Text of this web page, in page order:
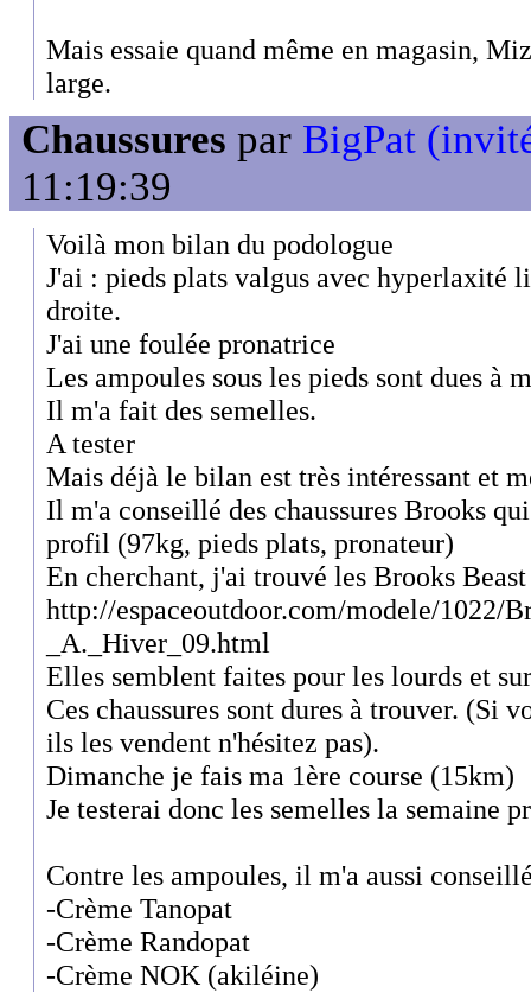
Mais essaie quand même en magasin,
large.
Chaussures par BigPat
11:19:39
Voilà mon bilan du podologue
J'ai : pieds plats valgus avec hyperlaxité
droite.
J'ai une foulée pronatrice
Les ampoules sous les pieds sont dues à
Il m'a fait des semelles.
A tester
Mais déjà le bilan est très intéressant et
Il m'a conseillé des chaussures Brooks
profil (97kg, pieds plats, pronateur)
En cherchant, j'ai trouvé les Brooks
http://espaceoutdoor.com/modele/1022/
_A._Hiver_09.html
Elles semblent faites pour les lourds et
Ces chaussures sont dures à trouver. (Si
ils les vendent n'hésitez pas).
Dimanche je fais ma 1ère course (15km)
Je testerai donc les semelles la semaine
Contre les ampoules, il m'a aussi
-Crème Tanopat
-Crème Randopat
-Crème NOK (akiléine)